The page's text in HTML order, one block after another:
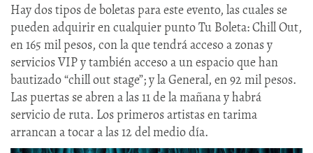
Hay dos tipos de boletas para este evento, las cuales se
pueden adquirir en cualquier punto Tu Boleta: Chill Out,
en 165 mil pesos, con la que tendrá acceso a zonas y
servicios VIP y también acceso a un espacio que han
bautizado “chill out stage”; y la General, en 92 mil pesos.
Las puertas se abren a las 11 de la mañana y habrá
servicio de ruta. Los primeros artistas en tarima
arrancan a tocar a las 12 del medio día.